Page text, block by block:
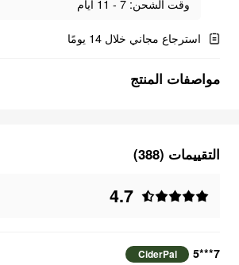
وقت الشحن: 7 - 11 أيام
استرجاع مجاني خلال 14 يومًا
مواصفات المنتج
التقييمات (388)
4.7
7***5
CiderPal